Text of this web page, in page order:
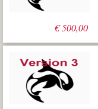
€500,00